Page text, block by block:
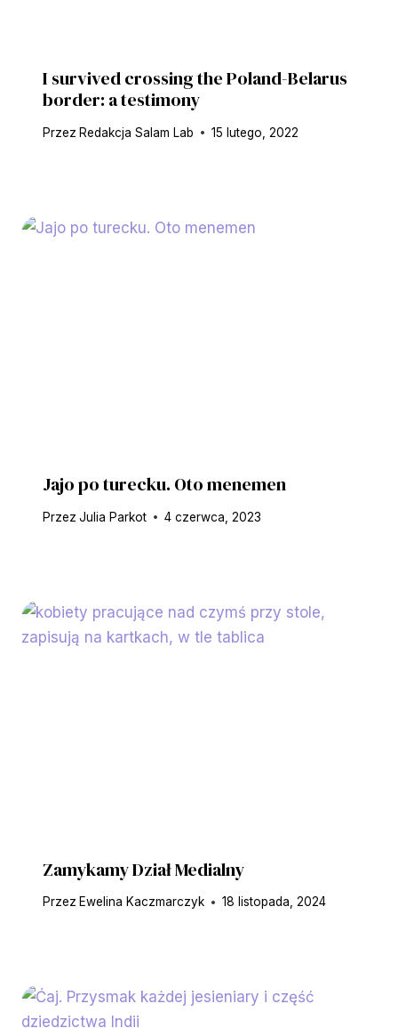
I survived crossing the Poland-Belarus
border: a testimony
Przez Redakcja Salam Lab 15 lutego, 2022
Jajo po turecku. Oto menemen
Przez Julia Parkot 4 czerwca, 2023
Zamykamy Dział Medialny
Przez Ewelina Kaczmarczyk 18 listopada, 2024